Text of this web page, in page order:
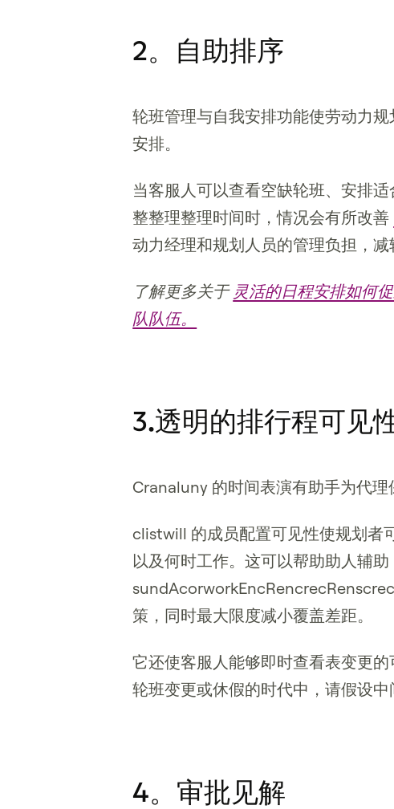
2。自助排序
轮班管理与自我安排功能使劳动力
安排。
当客服人可以查看空缺轮班、安排
整整理整理时间时，情况会有所改善
动力经理和规划人员的管理负担，减
了解更多关于 灵活的日程安排如何
队队伍。
3.透明的排行程可见
Cranaluny 的时间表演有助手为代理
clistwill 的成员配置可见性使规划者
以及何时工作。这可以帮助助人辅助
策，同时最大限度减小覆盖差距。
它还使客服人能够即时查看表变更
轮班变更或休假的时代中，请假设中
4。审批见解